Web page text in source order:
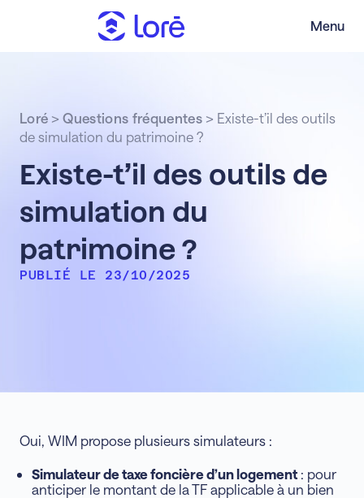
Menu
Existe-t’il des outils de
simulation du
patrimoine ?
PUBLIÉ LE 23/10/2025
Loré >Questions fréquentes > Existe-t’il des outils
de simulation du patrimoine ?
Oui, WIM propose plusieurs simulateurs :
Simulateur de taxe foncière d’un logement : pour
anticiper le montant de la TF applicable à un bien